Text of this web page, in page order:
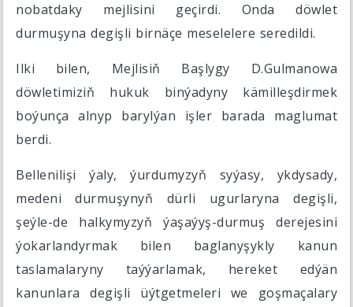
nobatdaky mejlisini geçirdi. Onda döwlet
durmuşyna degişli birnäçe meselelere seredildi.
Ilki bilen, Mejlisiň Başlygy D.Gulmanowa
döwletimiziň hukuk binýadyny kämilleşdirmek
boýunça alnyp barylýan işler barada maglumat
berdi.
Bellenilişi ýaly, ýurdumyzyň syýasy, ykdysady,
medeni durmuşynyň dürli ugurlaryna degişli,
şeýle-de halkymyzyň ýaşaýyş-durmuş derejesini
ýokarlandyrmak bilen baglanyşykly kanun
taslamalaryny taýýarlamak, hereket edýän
kanunlara degişli üýtgetmeleri we goşmaçalary